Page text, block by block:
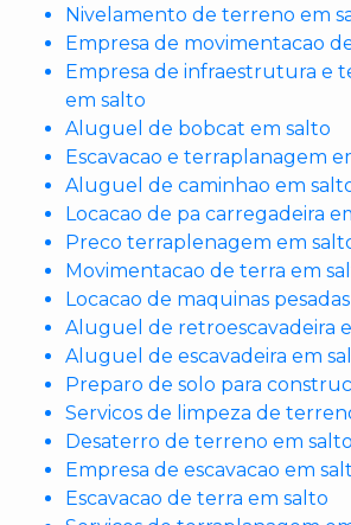
Nivelamento de terreno em
Empresa de movimentacao
Empresa de infraestrutura e
em salto
Aluguel de bobcat em salto
Escavacao e terraplanagem
Aluguel de caminhao em
Locacao de pa carregadeira
Preco terraplenagem em
Movimentacao de terra em
Locacao de maquinas
Aluguel de retroescavadeira
Aluguel de escavadeira em
Preparo de solo para
Servicos de limpeza de
Desaterro de terreno em salto
Empresa de escavacao em
Escavacao de terra em salto